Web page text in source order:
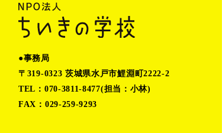
●事務局
〒319-0323 茨城県水戸市鯉淵町2222-2
TEL：070-3811-8477(担当：小林)
FAX：029-259-9293